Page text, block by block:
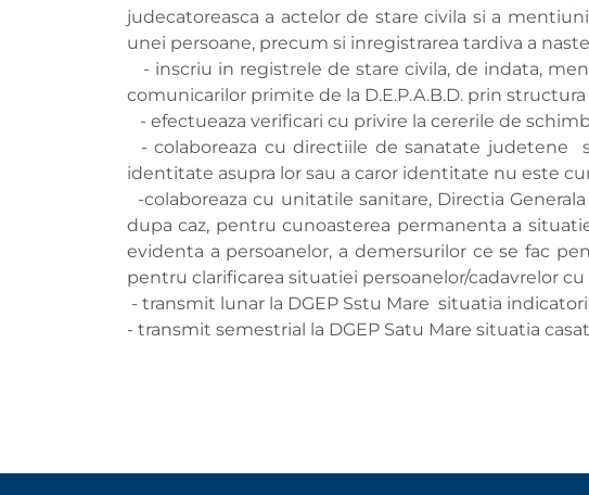
judecatoreasca a actelor de stare civila si a
unei persoane, precum si inregistrarea tardiva a
- inscriu in registrele de stare civila, de indata,
comunicarilor primite de la D.E.P.A.B.D. prin
- efectueaza verificari cu privire la cererile de
- colaboreaza cu directiile de sanatate judetene
identitate asupra lor sau a caror identitate nu este
-colaboreaza cu unitatile sanitare, Directia
dupa caz, pentru cunoasterea permanenta a
evidenta a persoanelor, a demersurilor ce se fac
pentru clarificarea situatiei persoanelor/cadavrelor
- transmit lunar la DGEP Sstu Mare situatia
- transmit semestrial la DGEP Satu Mare situatia